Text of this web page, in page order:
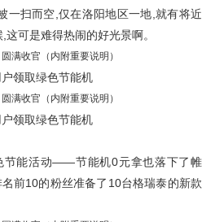
一扫而空,仅在洛阳地区一地,就有将近
可是难得热闹的好光景啊。
领取绿色节能机
领取绿色节能机
节能活动——节能机0元拿也落下了帷
前10的粉丝准备了10台格瑞泰的新款